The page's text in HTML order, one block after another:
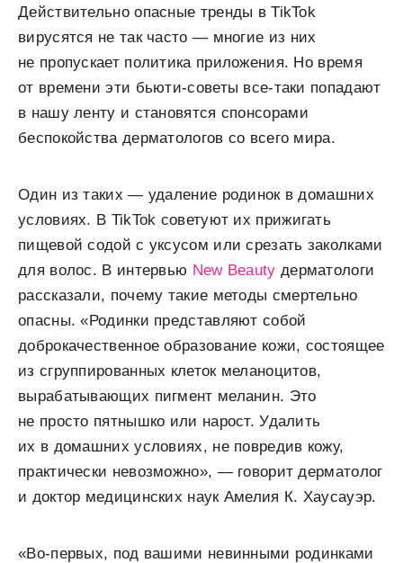
Действительно опасные тренды в TikTok
вирусятся не так часто — многие из них
не пропускает политика приложения. Но время
от времени эти бьюти-советы все-таки попадают
в нашу ленту и становятся спонсорами
беспокойства дерматологов со всего мира.
Один из таких — удаление родинок в домашних
условиях. В TikTok советуют их прижигать
пищевой содой с уксусом или срезать заколками
для волос. В интервью New Beauty дерматологи
рассказали, почему такие методы смертельно
опасны. «Родинки представляют собой
доброкачественное образование кожи, состоящее
из сгруппированных клеток меланоцитов,
вырабатывающих пигмент меланин. Это
не просто пятнышко или нарост. Удалить
их в домашних условиях, не повредив кожу,
практически невозможно», — говорит дерматолог
и доктор медицинских наук Амелия К. Хаусауэр.
«Во-первых, под вашими невинными родинками